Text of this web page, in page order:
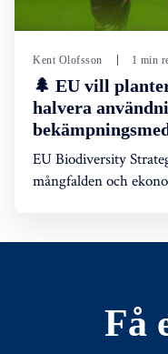
Kent Olofsson 1 min
🌲 EU vill
halvera
EU Biodiversity
mångfalden och
Få